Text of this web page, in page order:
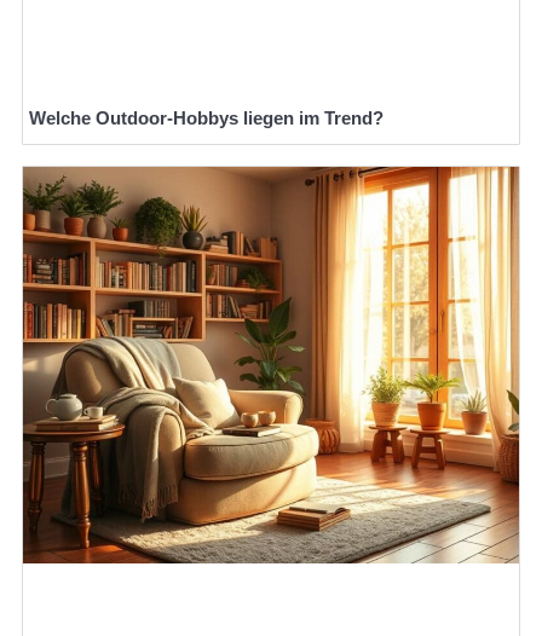
Welche Outdoor-Hobbys liegen im Trend?